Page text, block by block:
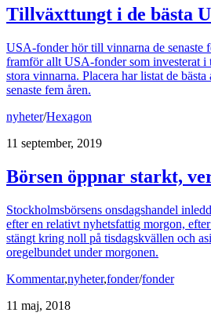
Tillväxttungt i de bästa
USA-fonder hör till vinnarna de senaste
framför allt USA-fonder som investerat i
stora vinnarna. Placera har listat de
senaste fem åren.
nyheter/Hexagon
11 september, 2019
Börsen öppnar starkt,
Stockholmsbörsens onsdagshandel
efter en relativt nyhetsfattig morgon,
stängt kring noll på tisdagskvällen och
oregelbundet under morgonen.
Kommentar,nyheter,fonder/fonder
11 maj, 2018